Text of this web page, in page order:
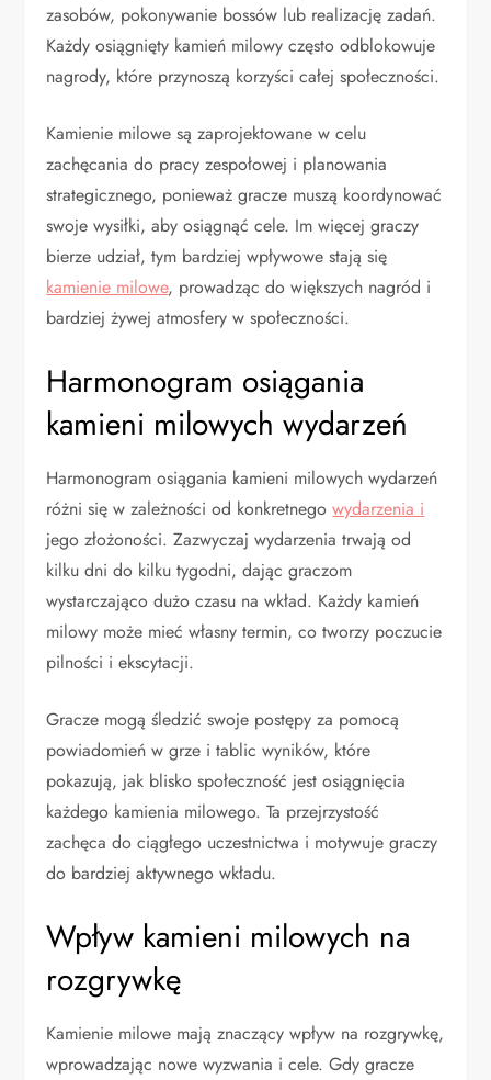
zasobów, pokonywanie bossów lub realizację zadań.
Każdy osiągnięty kamień milowy często odblokowuje
nagrody, które przynoszą korzyści całej społeczności.
Kamienie milowe są zaprojektowane w celu
zachęcania do pracy zespołowej i planowania
strategicznego, ponieważ gracze muszą koordynować
swoje wysiłki, aby osiągnąć cele. Im więcej graczy
bierze udział, tym bardziej wpływowe stają się
kamienie milowe, prowadząc do większych nagród i
bardziej żywej atmosfery w społeczności.
Harmonogram osiągania
kamieni milowych wydarzeń
Harmonogram osiągania kamieni milowych wydarzeń
różni się w zależności od konkretnegowydarzenia i
jego złożoności. Zazwyczaj wydarzenia trwają od
kilku dni do kilku tygodni, dając graczom
wystarczająco dużo czasu na wkład. Każdy kamień
milowy może mieć własny termin, co tworzy poczucie
pilności i ekscytacji.
Gracze mogą śledzić swoje postępy za pomocą
powiadomień w grze i tablic wyników, które
pokazują, jak blisko społeczność jest osiągnięcia
każdego kamienia milowego. Ta przejrzystość
zachęca do ciągłego uczestnictwa i motywuje graczy
do bardziej aktywnego wkładu.
Wpływ kamieni milowych na
rozgrywkę
Kamienie milowe mają znaczący wpływ na rozgrywkę,
wprowadzając nowe wyzwania i cele. Gdy gracze